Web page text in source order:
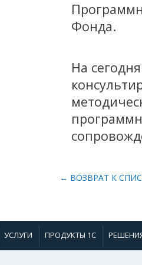
Фонда.
На
← ВОЗВРАТ К
УСЛУГИ ПРОДУКТЫ 1С